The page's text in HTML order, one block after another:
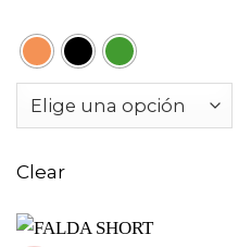
Clear